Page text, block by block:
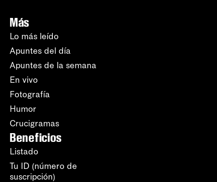
Más
Lo más leído
Apuntes del día
Apuntes de la semana
En vivo
Fotografía
Humor
Crucigramas
Beneficios
Listado
Tu ID (número de
suscripción)